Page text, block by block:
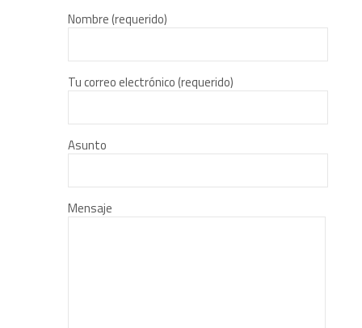
Nombre (requerido)
Tu correo electrónico (requerido)
Asunto
Mensaje